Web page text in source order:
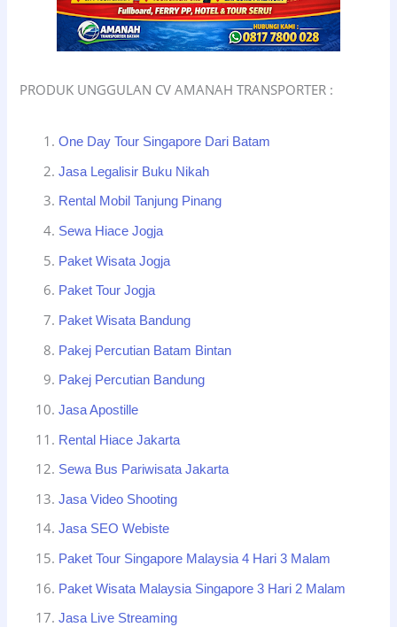
PRODUK UNGGULAN CV AMANAH TRANSPORTER :
One Day Tour Singapore Dari Batam
Jasa Legalisir Buku Nikah
Rental Mobil Tanjung Pinang
Sewa Hiace Jogja
Paket Wisata Jogja
Paket Tour Jogja
Paket Wisata Bandung
Pakej Percutian Batam Bintan
Pakej Percutian Bandung
Jasa Apostille
Rental Hiace Jakarta
Sewa Bus Pariwisata Jakarta
Jasa Video Shooting
Jasa SEO Webiste
Paket Tour Singapore Malaysia 4 Hari 3 Malam
Paket Wisata Malaysia Singapore 3 Hari 2 Malam
Jasa Live Streaming